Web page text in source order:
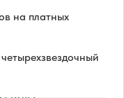
на платных